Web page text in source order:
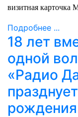
визитная карточка
Подробнее ...
18 лет
одной
«Радио
рождения